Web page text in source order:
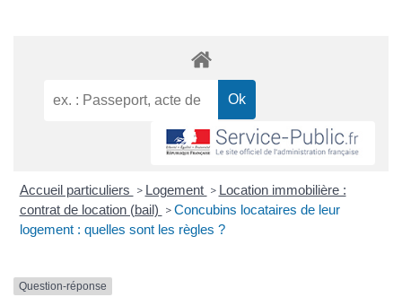
Accueil particuliers > Logement > Location immobilière :
contrat de location (bail) > Concubins locataires de leur
logement : quelles sont les règles ?
Question-réponse